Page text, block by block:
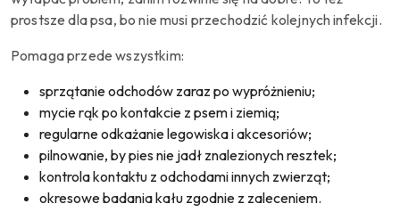
prostsze dla psa, bo nie musi przechodzić kolejnych infekcji.
Pomaga przede wszystkim:
sprzątanie odchodów zaraz po wypróżnieniu;
mycie rąk po kontakcie z psem i ziemią;
regularne odkażanie legowiska i akcesoriów;
pilnowanie, by pies nie jadł znalezionych resztek;
kontrola kontaktu z odchodami innych zwierząt;
okresowe badania kału zgodnie z zaleceniem.